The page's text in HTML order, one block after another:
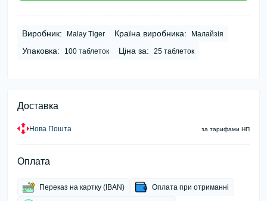
Виробник: Malay Tiger Країна виробника: Малайзія
Упаковка: 100 таблеток Ціна за: 25 таблеток
Доставка
Нова Пошта за тарифами НП
Оплата
Переказ на картку (IBAN) Оплата при отриманні